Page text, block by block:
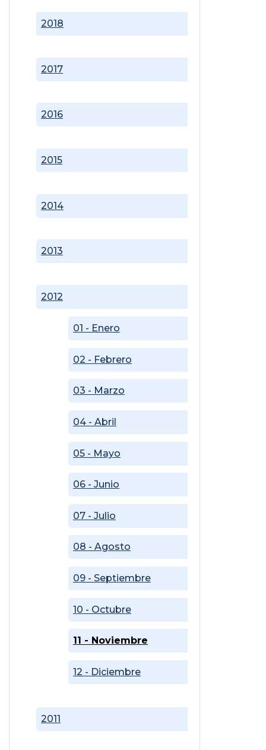
2011
2012
01 - Enero
02 - Febrero
03 - Marzo
04 - Abril
05 - Mayo
06 - Junio
07 - Julio
08 - Agosto
09 - Septiembre
10 - Octubre
11 - Noviembre
12 - Diciembre
2013
2014
2015
2016
2017
2018